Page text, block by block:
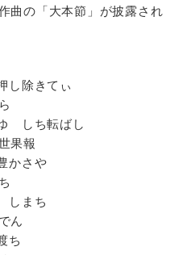
曲の「大本節」が披露され
除きてぃ
しち転ばし
果報
かさや
まち
ん
ち